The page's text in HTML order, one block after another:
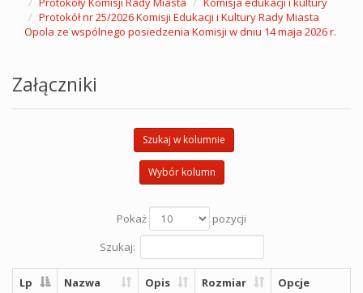
Protokół nr 25/2026 Komisji Edukacji i Kultury Rady Miasta
Opola ze wspólnego posiedzenia Komisji w dniu 14 maja 2026 r.
Załączniki
Szukaj w kolumnie
Wybór kolumn
Pokaż
pozycji
Szukaj:
Lp Nazwa Opis Rozmiar Opcje